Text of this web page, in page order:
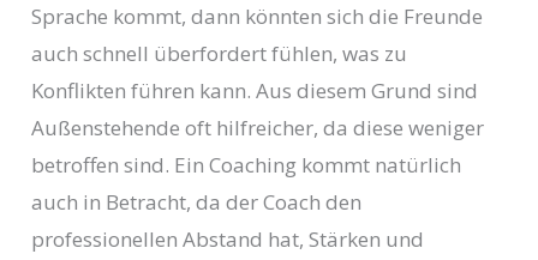
Sprache kommt, dann könnten sich die Freunde
auch schnell überfordert fühlen, was zu
Konflikten führen kann. Aus diesem Grund sind
Außenstehende oft hilfreicher, da diese weniger
betroffen sind. Ein Coaching kommt natürlich
auch in Betracht, da der Coach den
professionellen Abstand hat, Stärken und